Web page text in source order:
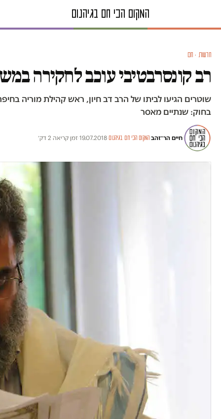
חדשות · חם
רב קונסרבטיבי עוכב לחקירה
שוטרים הגיעו לביתו של הרב דב חיון, ראש קהילת מוריה
בחוק: שנתיים מאסר
חיים הר־זהב·המקום הכי חם בגיהנום·
19.07.2018
·זמן קריאה 2 דק׳